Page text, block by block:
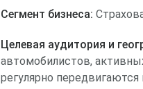
Сегмент бизнеса:
Целевая аудитория и
автомобилистов,
регулярно передвигаются